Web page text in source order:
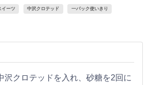
イーツ 中沢クロテッド 一パック使いきり
沢クロテッドを入れ、砂糖を2回に